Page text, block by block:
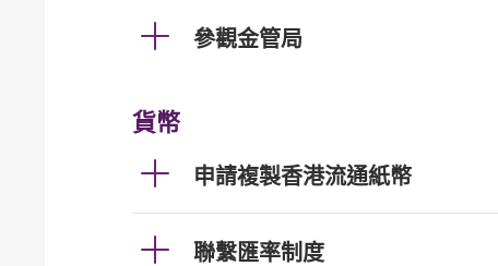
參觀金管局
貨幣
申請複製香港流通紙幣
聯繫匯率制度